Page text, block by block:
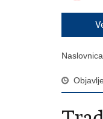
Naslovnica